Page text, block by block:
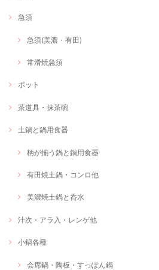
急須
急須(美濃・有田)
常滑焼急須
ポット
茶道具・抹茶碗
土鍋と鍋用食器
柄が揃う鍋と鍋用食器
有田焼土鍋・コンロ他
美濃焼土鍋と呑水
汁次・アラ入・レンゲ他
小鍋各種
会席鍋・陶板・すっぽん鍋